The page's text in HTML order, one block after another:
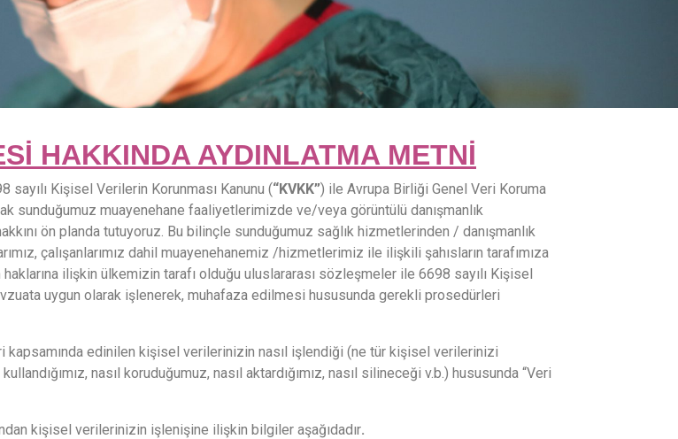
HAKKINDA AYDINLATMA METNİ
Kişisel Verilerin Korunması Kanunu (“KVKK”) ile Avrupa Birliği Genel Veri Koruma
sunduğumuz muayenehane faaliyetlerimizde ve/veya görüntülü danışmanlık
ön planda tutuyoruz. Bu bilinçle sunduğumuz sağlık hizmetlerinden / danışmanlık
çalışanlarımız dahil muayenehanemiz /hizmetlerimiz ile ilişkili şahısların tarafımıza
ilişkin ülkemizin tarafı olduğu uluslararası sözleşmeler ile 6698 sayılı Kişisel
uygun olarak işlenerek, muhafaza edilmesi hususunda gerekli prosedürleri
edinilen kişisel verilerinizin nasıl işlendiği (ne tür kişisel verilerinizi
nasıl koruduğumuz, nasıl aktardığımız, nasıl silineceği v.b.) hususunda “Veri
kişisel verilerinizin işlenişine ilişkin bilgiler aşağıdadır.